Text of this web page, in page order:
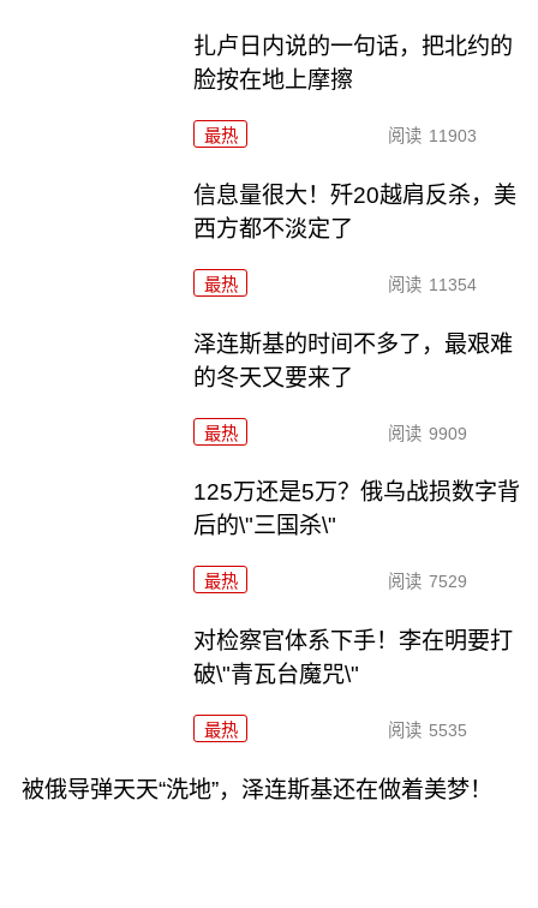
扎卢日内说的一句话，把北约的
脸按在地上摩擦
最热 阅读 11903
信息量很大！歼20越肩反杀，美
西方都不淡定了
最热 阅读 11354
泽连斯基的时间不多了，最艰难
的冬天又要来了
最热 阅读 9909
125万还是5万？俄乌战损数字背
后的\"三国杀\"
最热 阅读 7529
对检察官体系下手！李在明要打
破\"青瓦台魔咒\"
最热 阅读 5535
被俄导弹天天“洗地”，泽连斯基还在做着美梦！